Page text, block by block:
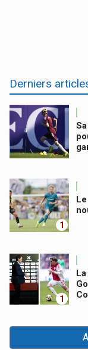
Derniers
1
1